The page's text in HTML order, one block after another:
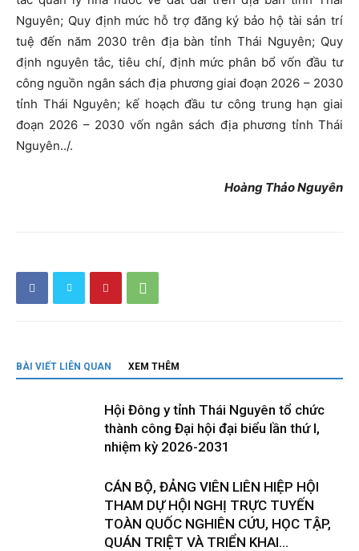
Nguyên; Quy định mức hỗ trợ đăng ký bảo hộ tài sản trí
tuệ đến năm 2030 trên địa bàn tỉnh Thái Nguyên; Quy
định nguyên tắc, tiêu chí, định mức phân bổ vốn đầu tư
công nguồn ngân sách địa phương giai đoạn 2026 – 2030
tỉnh Thái Nguyên; kế hoạch đầu tư công trung hạn giai
đoạn 2026 – 2030 vốn ngân sách địa phương tỉnh Thái
Nguyên../.
Hoàng Thảo Nguyên
BÀI VIẾT LIÊN QUAN XEM THÊM
Hội Đông y tỉnh Thái Nguyên tổ chức
thành công Đại hội đại biểu lần thứ I,
nhiệm kỳ 2026-2031
CÁN BỘ, ĐẢNG VIÊN LIÊN HIỆP HỘI
THAM DỰ HỘI NGHỊ TRỰC TUYẾN
TOÀN QUỐC NGHIÊN CỨU, HỌC TẬP,
QUÁN TRIỆT VÀ TRIỂN KHAI...